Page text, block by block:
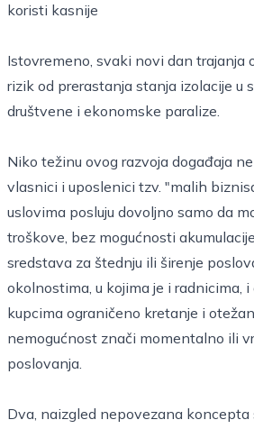
koristi kasnije
Istovremeno, svaki novi dan trajanja
rizik od prerastanja stanja izolacije u
društvene i ekonomske paralize.
Niko težinu ovog razvoja događaja
vlasnici i uposlenici tzv. "malih
uslovima posluju dovoljno samo da
troškove, bez mogućnosti
sredstava za štednju ili širenje
okolnostima, u kojima je i radnicima,
kupcima ograničeno kretanje i
nemogućnost znači momentalno ili
poslovanja.
Dva, naizgled nepovezana koncepta